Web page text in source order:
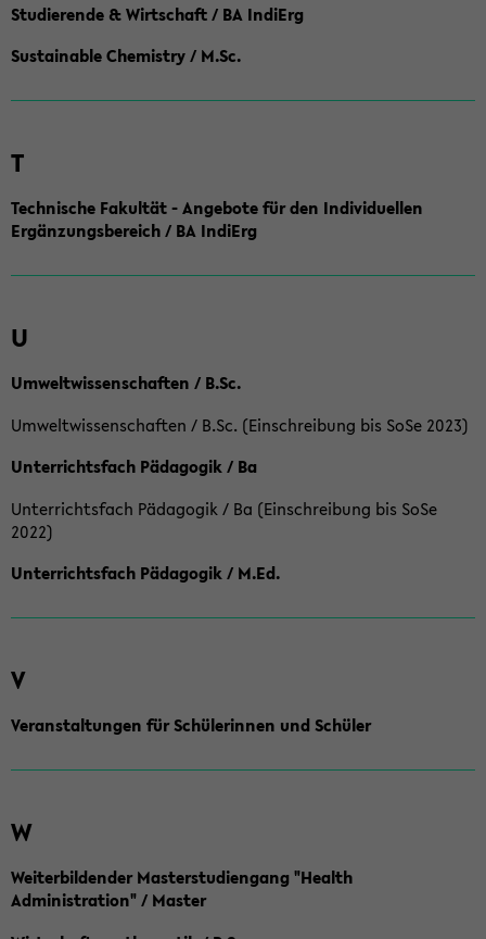
Studierende & Wirtschaft / BA IndiErg
Sustainable Chemistry / M.Sc.
T
Technische Fakultät - Angebote für den Individuellen
Ergänzungsbereich / BA IndiErg
U
Umweltwissenschaften / B.Sc.
Umweltwissenschaften / B.Sc. (Einschreibung bis SoSe 2023)
Unterrichtsfach Pädagogik / Ba
Unterrichtsfach Pädagogik / Ba (Einschreibung bis SoSe
2022)
Unterrichtsfach Pädagogik / M.Ed.
V
Veranstaltungen für Schülerinnen und Schüler
W
Weiterbildender Masterstudiengang "Health
Administration" / Master